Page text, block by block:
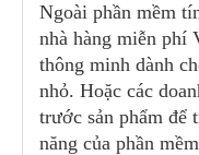
Ngoài phần mềm
nhà hàng miễn phí
thông minh dành
nhỏ. Hoặc các
trước sản phẩm để
năng của phần